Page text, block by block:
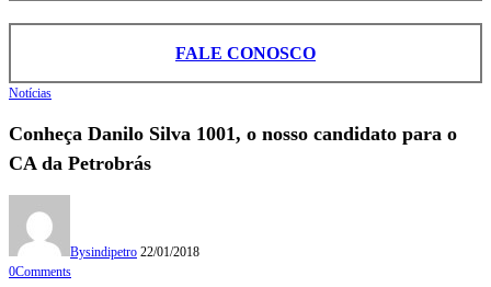
FALE CONOSCO
Notícias
Conheça Danilo Silva 1001, o nosso candidato para o
CA da Petrobrás
Bysindipetro 22/01/2018
0Comments